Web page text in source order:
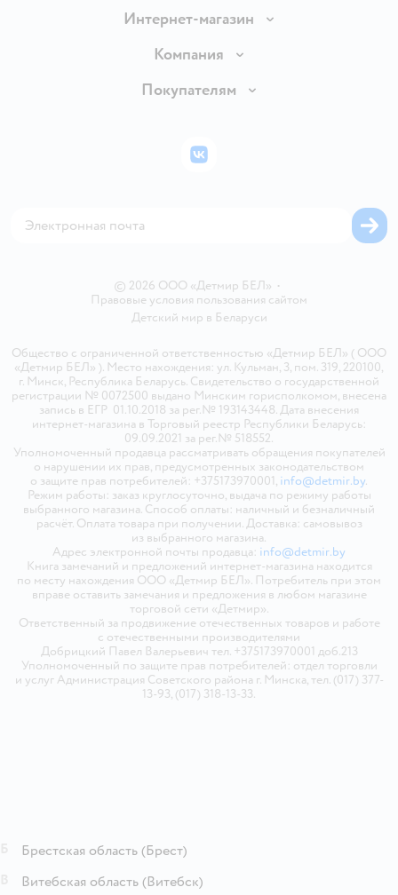
Интернет-магазин
Доставка и оплата
Правила продажи
Политика использования файлов cookie
Компания
Вакансии
Покупателям
Бонусные карты
© 2026 ООО «Детмир БЕЛ» •
Правовые условия пользования сайтом
Детский мир в Беларуси
Общество с ограниченной ответственностью «Детмир БЕЛ» ( ООО
«Детмир БЕЛ» ). Место нахождения: ул. Кульман, 3, пом. 319, 220100,
г. Минск, Республика Беларусь. Свидетельство о государственной
регистрации № 0072500 выдано Минским горисполкомом, внесена
запись в ЕГР 01.10.2018 за рег.№ 193143448. Дата внесения
интернет-магазина в Торговый реестр Республики Беларусь:
09.09.2021 за рег.№ 518552.
Уполномоченный продавца рассматривать обращения покупателей
о нарушении их прав, предусмотренных законодательством
о защите прав потребителей: +375173970001, info@detmir.by.
Режим работы: заказ круглосуточно, выдача по режиму работы
выбранного магазина. Способ оплаты: наличный и безналичный
расчёт. Оплата товара при получении. Доставка: самовывоз
из выбранного магазина.
Адрес электронной почты продавца: info@detmir.by
Книга замечаний и предложений интернет-магазина находится
по месту нахождения ООО «Детмир БЕЛ». Потребитель при этом
вправе оставить замечания и предложения в любом магазине
торговой сети «Детмир».
Ответственный за продвижение отечественных товаров и работе
с отечественными производителями
Добрицкий Павел Валерьевич тел. +375173970001 доб.213
Уполномоченный по защите прав потребителей: отдел торговли
и услуг Администрация Советского района г. Минска, тел. (017) 377-
13-93, (017) 318-13-33.
ВКонтакте
Брестская область (Брест)
Витебская область (Витебск)